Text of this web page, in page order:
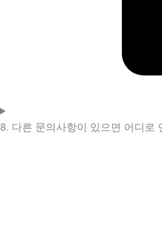
8. 다른 문의사항이 있으면 어디로